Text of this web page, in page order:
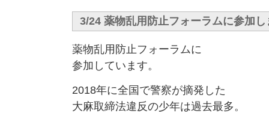
3/24 薬物乱用防止フォーラムに参加し
薬物乱用防止フォーラムに
参加しています。
2018年に全国で警察が摘発した
大麻取締法違反の少年は過去最多。